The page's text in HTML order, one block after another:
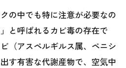
の中でも特に注意が必要なの
と呼ばれるカビ毒の存在で
（アスペルギルス属、ペニシ
す有害な代謝産物で、空気中